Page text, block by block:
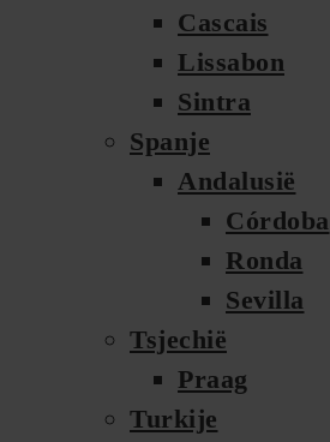
Cascais
Lissabon
Sintra
Spanje
Andalusië
Córdoba
Ronda
Sevilla
Tsjechië
Praag
Turkije